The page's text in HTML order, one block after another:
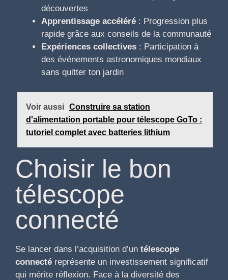
découvertes
Apprentissage accéléré : Progression plus
rapide grâce aux conseils de la communauté
Expériences collectives : Participation à
des événements astronomiques mondiaux
sans quitter ton jardin
Voir aussi Construire sa station
d'alimentation portable pour télescope GoTo :
tutoriel complet avec batteries lithium
Choisir le bon
télescope
connecté
Se lancer dans l’acquisition d’un télescope
connecté représente un investissement significatif
qui mérite réflexion. Face à la diversité des